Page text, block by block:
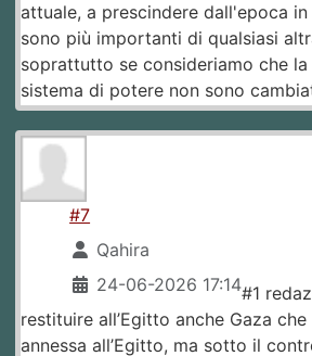
attuale, a prescindere dall'epoca
sono più importanti di qualsiasi
soprattutto se consideriamo che la
sistema di potere non sono
#7
Qahira
24-06-2026 17:14#1
restituire all’Egitto anche Gaza
annessa all’Egitto, ma sotto il